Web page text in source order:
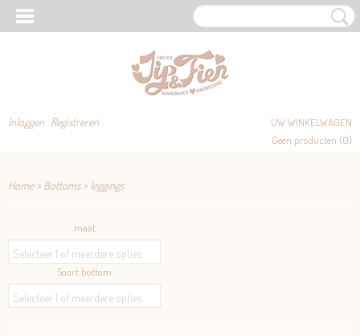
Inloggen Registreren
UW WINKELWAGEN
Geen producten (0)
Home> Bottoms> leggings
maat
Selecteer 1 of meerdere opties
Soort bottom
Selecteer 1 of meerdere opties